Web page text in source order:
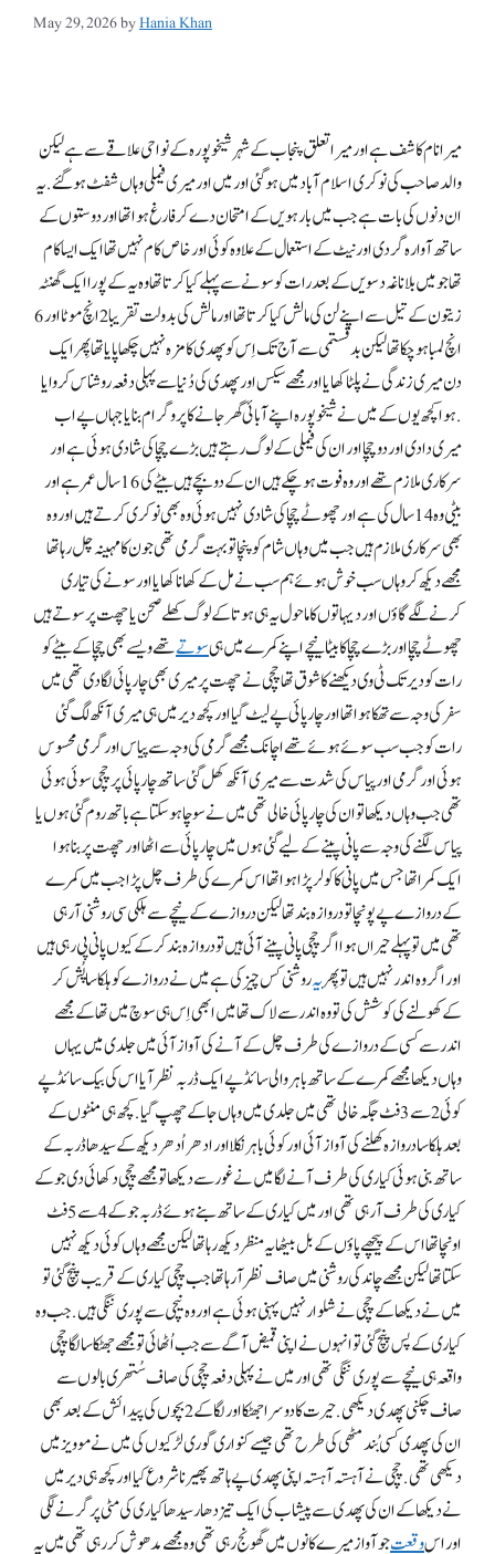
May 29, 2026byHania Khan
میرا نام کاشف ہے اور میرا تعلق پنجاب کے شہر شیخوپورہ کے نواحی علاقےسے ہے لیکن
والد صاحب کی نوکری اسلام آباد میں ہو گئی اور میں اور میری فیملی وہاں شفٹ ہو گئے. یہ
ان دنوں کی بات ہے جب میں بارہویں کے امتحان دے کر فارغ ہوا تھا اور دوستوں کے
ساتھ آوارہ گردی اور نیٹ کے استعمال کے علاوہ کوئی اور خاص کام نہیں تھا ایک ایسا کام
تھا جو میں بلا ناغہ دسویں کے بعد رات کو سونے سے پہلے کیا کرتا تھا وہ یہ کے پورا ایک گھنٹہ
زیتون کے تیل سے اپنے لن کی مالش کیا کرتا تھا اور مالش کی بدولت تقریبا 2 انچ موٹا اور 6
انچ لمبا ہو چکا تھا لیکن بدقستمی سے آج تک اِس کو پھدی کا مزہ نہیں چکھا پایا تھا پِھر ایک
دن میری زندگی نے پلٹا کھایا اور مجھے سیکس اور پھدی کی دُنیا سے پہلی دفعہ روشناس کروایا
.ہوا کچھ یوں کے میں نے شیخوپورہ اپنےآ با ئی گھر جانے کا پروگرام بنایا جہاں پے اب
میری دادی اور دو چچا اور ان کی فیملی کے لوگ رہتے ہیں بڑے چچا کی شادی ہوئی ہے اور
سرکاری ملازم تھے اور وہ فوت ہو چکے ہیں ان کے دو بچے ہیں بیٹے کی 16 سال عمر ہے اور
بیٹی وہ 14 سال کی ہے اور چھوٹے چچا کی شادی نہیں ہوئی وہ بھی نوکری کرتے ہیں اور وہ
بھی سرکاری ملازم ہیں جب میں وہاں شام کو پنچا تو بہت گرمی تھی جون کا مہینہ چل رہا تھا
مجھے دیکھ کر وہاں سب خوش ہوئے ہم سب نے مل کے كھانا کھایا اور سونے کی تیاری
کرنے لگے گاؤں اور دیہاتوں کا ماحول یہ ہی ہوتا کے لوگ کھلے صحن یا چھت پر سوتے ہیں
چھوٹے چچا اور بڑے چچا کا بیٹا نیچے اپنے کمرے میں ہیسوتےتھے ویسے بھی چچا کے بیٹے کو
رات کو دیر تک ٹی وی دیکھنے کا شوق تھا چچی نے چھت پر میری بھی چار پائی لگا دی تھی میں
سفر کی وجہ سے تھکا ہوا تھا اور چار پائی پے لیٹ گیا اور کچھ دیر میں ہی میری آنکھ لگ گئی
رات کو جب سب سوئے ہوئے تھے اچانک مجھے گرمی کی وجہ سے پیاس اور گرمی محسوس
ہوئی اور گرمی اور پیاس کی شدت سے میری آنکھ کھل گئی ساتھ چار پائی پر چچی سوئی ہوئی
تھی جب وہاں دیکھا تو ان کی چار پائی خالی تھی میں نے سوچا ہو سکتا ہے باتھ روم گئی ہوں یا
پیاس لگنے کی وجہ سے پانی پینے کے لیے گئی ہوں میں چار پائی سے اٹھا اور چھت پر بنا ہوا
ایک کمرا تھا جس میں پانی کا کولر پڑا ہوا تھا اس کمرے کی طرف چل پڑا جب میں کمرے
کے دروازے پے پونچا تو دروازہ بند تھا لیکن دروازے کے نیچے سے ہلکی سی روشنی آ رہی
تھی میں تو پہلے حیراں ہوا اگر چچی پانی پینے آئی ہیں تو دروازہ بند کر کے کیوں پانی پی رہی ہیں
اور اگر وہ اندر نہیں ہیں تو پِھریہروشنی کس چیز کی ہے میں نے دروازے کو ہلکا سا پُش کر
کے کھولنے کی کوشش کی تو وہ اندر سے لاک تھا میں ابھی اِس ہی سوچ میں تھا کے مجھے
اندر سے کسی کے دروازے کی طرف چل کے آنے کی آواز آئی میں جلدی میں یہاں
وہاں دیکھا مجھے کمرے کے ساتھ باہر والی سائڈ پے ایک ڈربہ نظر آیا اس کی بیک سائڈ پے
کوئی 2 سے 3 فٹ جگہ خالی تھی میں جلدی میں وہاں جا کےچھپ گیا. کچھ ہی منٹوں کے
بعد ہلکا سا دروازہ کھلنے کی آواز آئی اور کوئی باہر نکلا اور ادھر اُدھر دیکھ کے سیدھا ڈربہ کے
ساتھ بنی ہوئی کیاری کی طرف آنے لگا میں نے غور سے دیکھا تو مجھے چچی دکھائی دی جو کے
کیاری کی طرف آ رہی تھی اور میں کیاری کے ساتھ بنے ہوئے ڈربہ جو کے 4 سے 5 فٹ
اونچا تھا اس كے پیچھے پاؤں کے بل بیٹھا یہ منظر دیکھ رہا تھا لیکن مجھے وہاں کوئی دیکھ نہیں
سکتا تھا لیکن مجھے چاند کی روشنی میں صاف نظر آ رہا تھا جب چچی کیاری کے قریب پنچ گئی تو
میں نے دیکھا کے چچی نے شلوار نہیں پہنی ہوئی ہے اور وہ نیچی سے پوری ننگی ہیں. جب وہ
کیاری کے پس پنچ گئی تو انہوں نے اپنی قمیض آگے سے جب اُٹھائی تو مجھے جھٹکا سا لگا چچی
واقعہ ہی نیچے سے پوری ننگی تھی اور میں نے پہلی دفعہ چچی کی صاف سُتھری بالوں سے
صاف چکنی پھدی دیکھی . حیرت کا دوسرا جھٹکا اور لگا کے 2 بچوں کی پیدائش کے بعد بھی
ان کی پھدی کسی بُندمٹھی کی طرح تھی جیسے کنواری گوری لڑکیوں کی میں نے موویز میں
دیکھی تھی. چچی نے آہستہ آہستہ اپنی پھدی پے ہاتھ پھیرنا شروع کیا اور کچھ ہی دیر میں
نے دیکھا کے ان کی پھدی سے پیشاب کی ایک تیز دھا ر سیدھا کیاری کی مٹی پر گرنے لگی
اور اسوقعتجو آواز میرے کانوں میں گھونج رہی تھی وہ مجھے مدھوش کر رہی تھی میں یہ